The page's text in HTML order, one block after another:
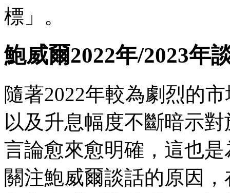
標」。
鮑威爾2022年/2023年
隨著2022年較為劇烈的
以及升息幅度不斷暗示
言論愈來愈明確，這也
關注鮑威爾談話的原因